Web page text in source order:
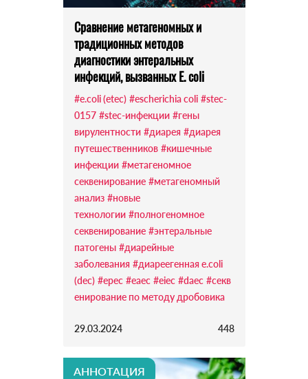
Сравнение метагеномных и
традиционных методов
диагностики энтеральных
инфекций, вызванных E. coli
#e.coli (etec) #escherichia coli #stec-
0157 #stec-инфекции #гены
вирулентности #диарея #диарея
путешественников #кишечные
инфекции #метагеномное
секвенирование #метагеномный
анализ #новые
технологии #полногеномное
секвенирование #энтеральные
патогены #диарейные
заболевания #диареегенная e.coli
(dec) #epec #eaec #eiec #daec #секв
енирование по методу дробовика
29.03.2024 448
АННОТАЦИЯ